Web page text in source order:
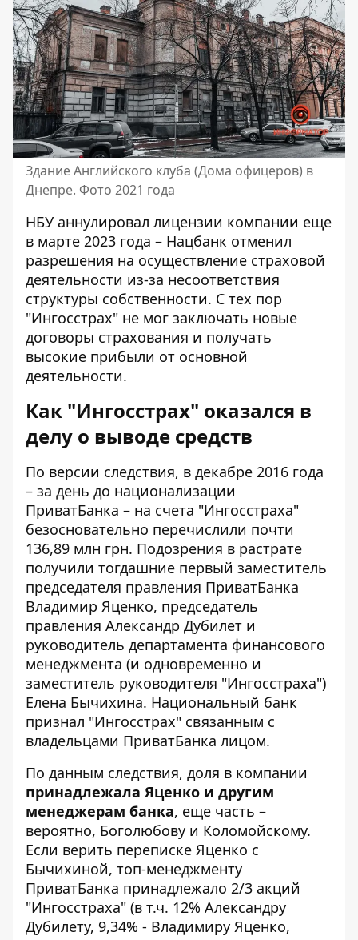
Здание Английского клуба (Дома офицеров) в
Днепре. Фото 2021 года
НБУ аннулировал лицензии компании еще
в марте 2023 года – Нацбанк отменил
разрешения на осуществление страховой
деятельности из-за несоответствия
структуры собственности. С тех пор
"Ингосстрах" не мог заключать новые
договоры страхования и получать
высокие прибыли от основной
деятельности.
Как "Ингосстрах" оказался в
делу о выводе средств
По версии следствия, в декабре 2016 года
– за день до национализации
ПриватБанка – на счета "Ингосстраха"
безосновательно перечислили почти
136,89 млн грн. Подозрения в растрате
получили тогдашние первый заместитель
председателя правления ПриватБанка
Владимир Яценко, председатель
правления Александр Дубилет и
руководитель департамента финансового
менеджмента (и одновременно и
заместитель руководителя "Ингосстраха")
Елена Бычихина. Национальный банк
признал "Ингосстрах" связанным с
владельцами ПриватБанка лицом.
По данным следствия, доля в компании
принадлежала Яценко и другим
менеджерам банка, еще часть –
вероятно, Боголюбову и Коломойскому.
Если верить переписке Яценко с
Бычихиной, топ-менеджменту
ПриватБанка принадлежало 2/3 акций
"Ингосстраха" (в т.ч. 12% Александру
Дубилету, 9,34% - Владимиру Яценко,